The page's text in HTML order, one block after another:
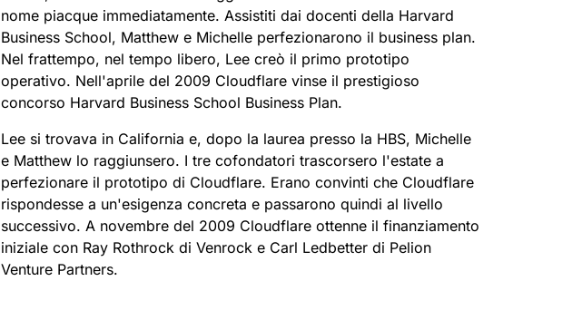
nome piacque immediatamente. Assistiti dai docenti della Harvard
Business School, Matthew e Michelle perfezionarono il business plan.
Nel frattempo, nel tempo libero, Lee creò il primo prototipo
operativo. Nell'aprile del 2009 Cloudflare vinse il prestigioso
concorso Harvard Business School Business Plan.
Lee si trovava in California e, dopo la laurea presso la HBS, Michelle
e Matthew lo raggiunsero. I tre cofondatori trascorsero l'estate a
perfezionare il prototipo di Cloudflare. Erano convinti che Cloudflare
rispondesse a un'esigenza concreta e passarono quindi al livello
successivo. A novembre del 2009 Cloudflare ottenne il finanziamento
iniziale con Ray Rothrock di Venrock e Carl Ledbetter di Pelion
Venture Partners.